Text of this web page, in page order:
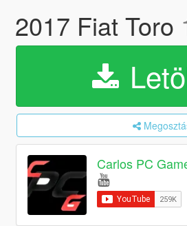
2017 Fiat Toro
Carlos PC